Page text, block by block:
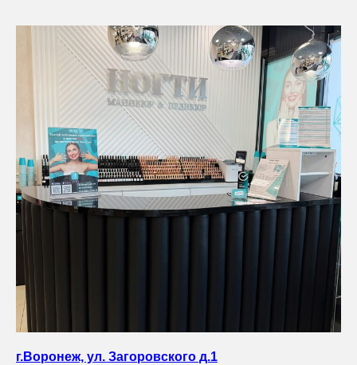
г.Воронеж, ул. Загоровского д.1